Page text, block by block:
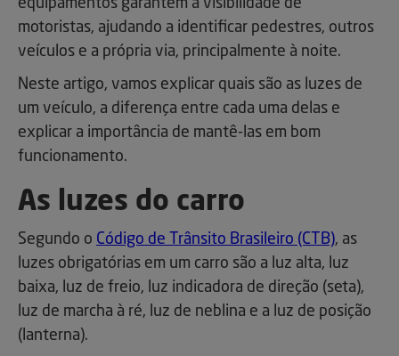
equipamentos garantem a visibilidade de
motoristas, ajudando a identificar pedestres, outros
veículos e a própria via, principalmente à noite.
Neste artigo, vamos explicar quais são as luzes de
um veículo, a diferença entre cada uma delas e
explicar a importância de mantê-las em bom
funcionamento.
As luzes do carro
Segundo o Código de Trânsito Brasileiro (CTB), as
luzes obrigatórias em um carro são a luz alta, luz
baixa, luz de freio, luz indicadora de direção (seta),
luz de marcha à ré, luz de neblina e a luz de posição
(lanterna).